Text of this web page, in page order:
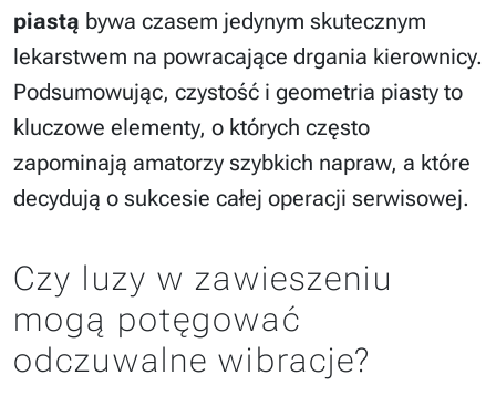
piastą bywa czasem jedynym skutecznym
lekarstwem na powracające drgania kierownicy.
Podsumowując, czystość i geometria piasty to
kluczowe elementy, o których często
zapominają amatorzy szybkich napraw, a które
decydują o sukcesie całej operacji serwisowej.
Czy luzy w zawieszeniu
mogą potęgować
odczuwalne wibracje?